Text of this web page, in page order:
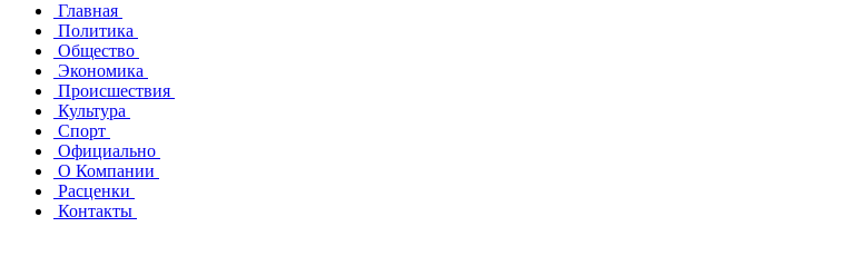
Главная
Политика
Общество
Экономика
Происшествия
Культура
Спорт
Официально
О Компании
Расценки
Контакты